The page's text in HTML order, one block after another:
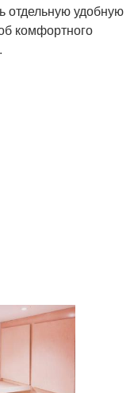
отдельную удобную
комфортного